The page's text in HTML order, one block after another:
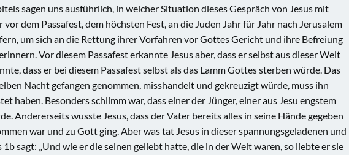
sagen uns ausführlich, in welcher Situation dieses Gespräch von Jesus mit
dem Passafest, dem höchsten Fest, an die Juden Jahr für Jahr nach Jerusalem
um sich an die Rettung ihrer Vorfahren vor Gottes Gericht und ihre Befreiung
Vor diesem Passafest erkannte Jesus aber, dass er selbst aus dieser Welt
dass er bei diesem Passafest selbst als das Lamm Gottes sterben würde. Das
Nacht gefangen genommen, misshandelt und gekreuzigt würde, muss ihn
haben. Besonders schlimm war, dass einer der Jünger, einer aus Jesu engstem
Andererseits wusste Jesus, dass der Vater bereits alles in seine Hände gegeben
war und zu Gott ging. Aber was tat Jesus in dieser spannungsgeladenen und
sagt: „Und wie er die seinen geliebt hatte, die in der Welt waren, so liebte er sie